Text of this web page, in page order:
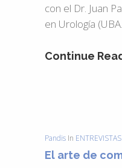
con el Dr. Juan
en Urología
Continue
Pandis In ENTREVISTAS
El arte de